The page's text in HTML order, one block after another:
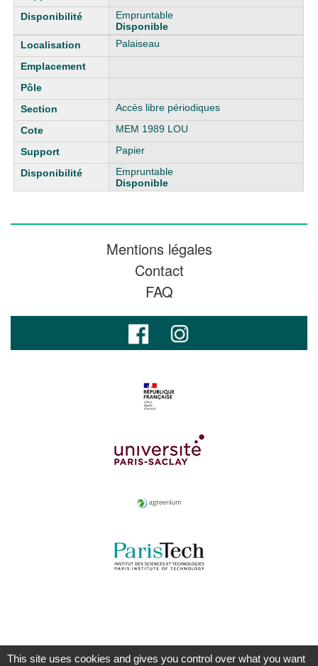
Empruntable
Disponible
Palaiseau
Accès libre périodiques
MEM 1989 LOU
Papier
Empruntable
Disponible
Mentions légales
Contact
FAQ
This site uses cookies and gives you control over what you want